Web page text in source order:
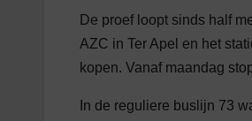
De proef loopt sinds half
AZC in Ter Apel en het
kopen. Vanaf maandag
In de reguliere buslijn 73